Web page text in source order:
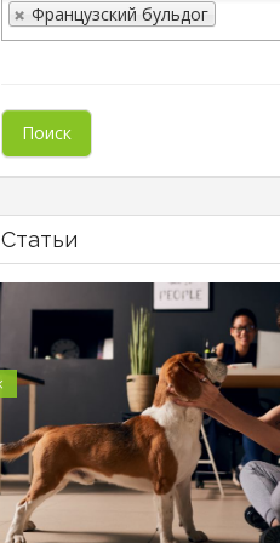
Французский бульдог
Статьи